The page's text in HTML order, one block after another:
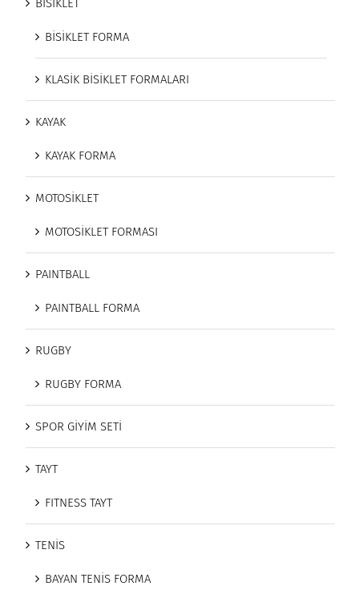
BİSİKLET
BİSİKLET FORMA
KLASİK BİSİKLET FORMALARI
KAYAK
KAYAK FORMA
MOTOSİKLET
MOTOSİKLET FORMASI
PAINTBALL
PAINTBALL FORMA
RUGBY
RUGBY FORMA
SPOR GİYİM SETİ
TAYT
FITNESS TAYT
TENİS
BAYAN TENİS FORMA